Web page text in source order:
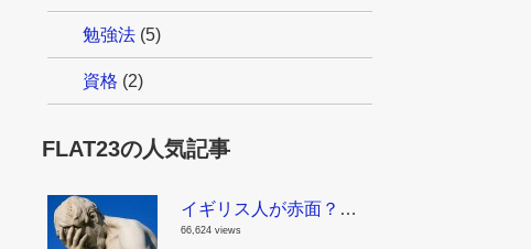
勉強法 (5)
資格 (2)
FLAT23の人気記事
イギリス人が赤面？！これはちょっとマズイんじゃない？日本で見かける面白い英語
66,624 views